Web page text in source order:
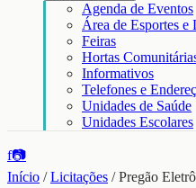
Agenda de Eventos
Área de Esportes e
Feiras
Hortas
Informativos
Telefones e
Unidades de Saúde
Unidades Escolares
f📷
Início /Licitações /Pregão